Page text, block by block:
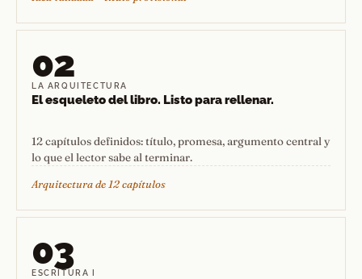
02
LA ARQUITECTURA
El esqueleto del libro. Listo para rellenar.
12 capítulos definidos: título, promesa, argumento central y
lo que el lector sabe al terminar.
Arquitectura de 12 capítulos
03
ESCRITURA I